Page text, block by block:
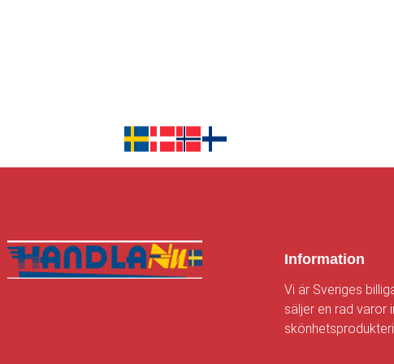
Information
Vi är Sveriges
säljer en rad varor